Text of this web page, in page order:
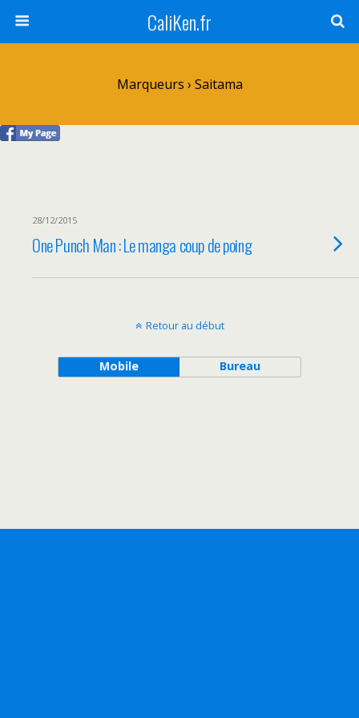
CaliKen.fr
Marqueurs › Saitama
28/12/2015
One Punch Man : Le manga coup de poing
Retour au début
Mobile Bureau